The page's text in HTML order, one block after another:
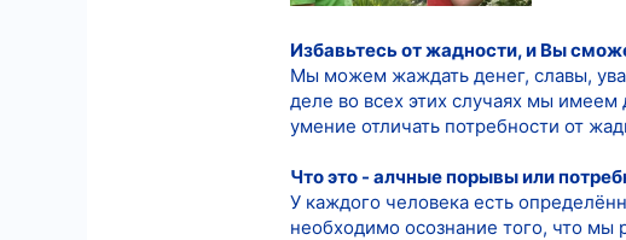
Избавьтесь от жадности, и Вы
Мы можем жаждать денег, славы,
деле во всех этих случаях мы
умение отличать потребности от
Что это - алчные порывы или
У каждого человека есть
необходимо осознание того, что